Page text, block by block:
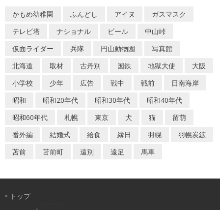
ー
シ
ョ
ン
かもめ幼稚園 ふんどし アイヌ
ガスマスク
テレビ塔
ナショナル ビール
中山峠
仮面ライダー
兵隊 円山動物園
写真館
北海道
取材 古丹別 国鉄 地獄大使
大阪
小学校
少年 広告 戦中 戦前
日南海岸
昭和
昭和20年代 昭和30年代
昭和40年代
昭和60年代
札幌 東京 犬 猫
留萌
番外編
結婚式 給食 縁日 羽幌
羽幌炭鉱
苫前
苫前町 遠別 遠足 馬車
トップ